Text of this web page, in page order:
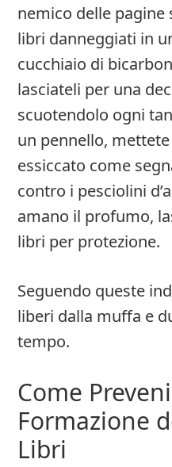
nemico delle
libri danneggiati in
cucchiaio di
lasciateli per una
scuotendolo ogni
un pennello,
essiccato come
contro i pesciolini
amano il profumo,
libri per protezione.
Seguendo queste
liberi dalla muffa e
tempo.
Come
Formazione
Libri